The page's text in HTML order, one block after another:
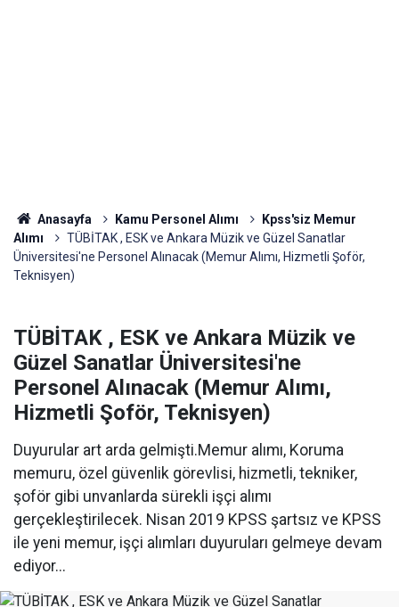
Anasayfa Kamu Personel Alımı
Kpss'siz Memur
Alımı
TÜBİTAK , ESK ve Ankara Müzik ve Güzel Sanatlar
Üniversitesi'ne Personel Alınacak (Memur Alımı, Hizmetli Şoför,
Teknisyen)
TÜBİTAK , ESK ve Ankara Müzik ve
Güzel Sanatlar Üniversitesi'ne
Personel Alınacak (Memur Alımı,
Hizmetli Şoför, Teknisyen)
Duyurular art arda gelmişti.Memur alımı, Koruma
memuru, özel güvenlik görevlisi, hizmetli, tekniker,
şoför gibi unvanlarda sürekli işçi alımı
gerçekleştirilecek. Nisan 2019 KPSS şartsız ve KPSS
ile yeni memur, işçi alımları duyuruları gelmeye devam
ediyor...